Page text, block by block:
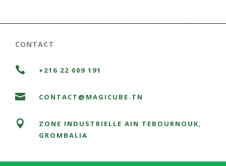
CONTACT
 +216 22 009 191
 CONTACT@MAGICUBE.TN

ZONE INDUSTRIELLE AIN TEBOURNOUK,
GROMBALIA